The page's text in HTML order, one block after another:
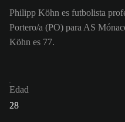
Philipp Köhn es futbolista
Portero/a (PO) para AS
Köhn es 77.
Edad
28